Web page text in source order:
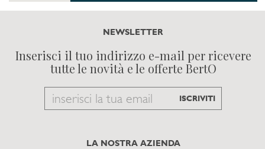
NEWSLETTER
Inserisci il tuo indirizzo e-mail per ricevere
tutte le novità e le offerte BertO
Email
subscribe
ISCRIVITI
LA NOSTRA AZIENDA